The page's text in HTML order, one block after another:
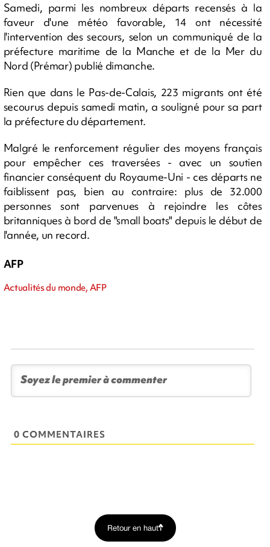
Samedi, parmi les nombreux départs recensés à la
faveur d'une météo favorable, 14 ont nécessité
l'intervention des secours, selon un communiqué de la
préfecture maritime de la Manche et de la Mer du
Nord (Prémar) publié dimanche.
Rien que dans le Pas-de-Calais, 223 migrants ont été
secourus depuis samedi matin, a souligné pour sa part
la préfecture du département.
Malgré le renforcement régulier des moyens français
pour empêcher ces traversées - avec un soutien
financier conséquent du Royaume-Uni - ces départs ne
faiblissent pas, bien au contraire: plus de 32.000
personnes sont parvenues à rejoindre les côtes
britanniques à bord de "small boats" depuis le début de
l'année, un record.
AFP
Actualités du monde, AFP
0 COMMENTAIRES
Retour en haut